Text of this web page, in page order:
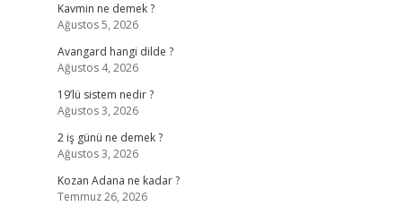
Kavmin ne demek ?
Ağustos 5, 2026
Avangard hangi dilde ?
Ağustos 4, 2026
19’lü sistem nedir ?
Ağustos 3, 2026
2 iş günü ne demek ?
Ağustos 3, 2026
Kozan Adana ne kadar ?
Temmuz 26, 2026